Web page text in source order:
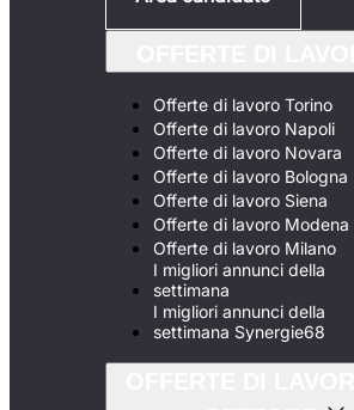
Offerte di lavoro Torino
Offerte di lavoro Napoli
Offerte di lavoro Novara
Offerte di lavoro Bologna
Offerte di lavoro Siena
Offerte di lavoro Modena
Offerte di lavoro Milano
I migliori annunci della
settimana
I migliori annunci della
settimana Synergie68